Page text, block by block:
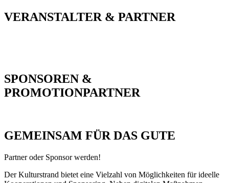
VERANSTALTER & PARTNER
SPONSOREN &
PROMOTIONPARTNER
GEMEINSAM FÜR DAS GUTE
Partner oder Sponsor werden!
Der Kulturstrand bietet eine Vielzahl von Möglichkeiten für ideelle